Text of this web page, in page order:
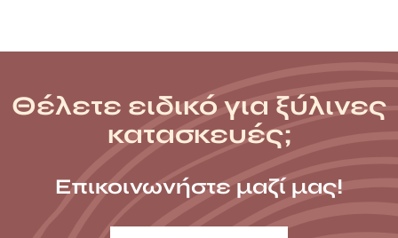
Θέλετε ειδικό για ξύλινες
κατασκευές;
Επικοινωνήστε μαζί μας!